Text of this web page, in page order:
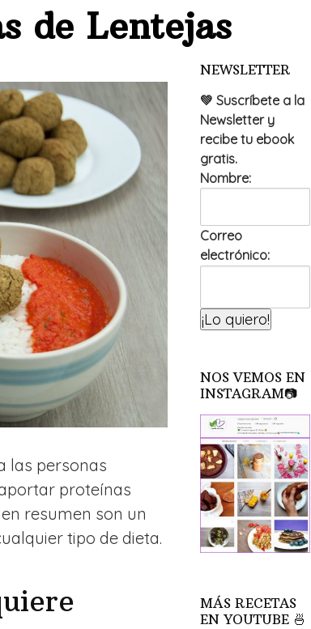
de Lentejas
las personas
proteínas
resumen son un
tipo de dieta.
NEWSLETTER
💚 Suscríbete a la
Newsletter y
recibe tu ebook
gratis.
Nombre:
Correo
electrónico:
NOS VEMOS EN
INSTAGRAM📷
MÁS RECETAS
EN YOUTUBE 🍜